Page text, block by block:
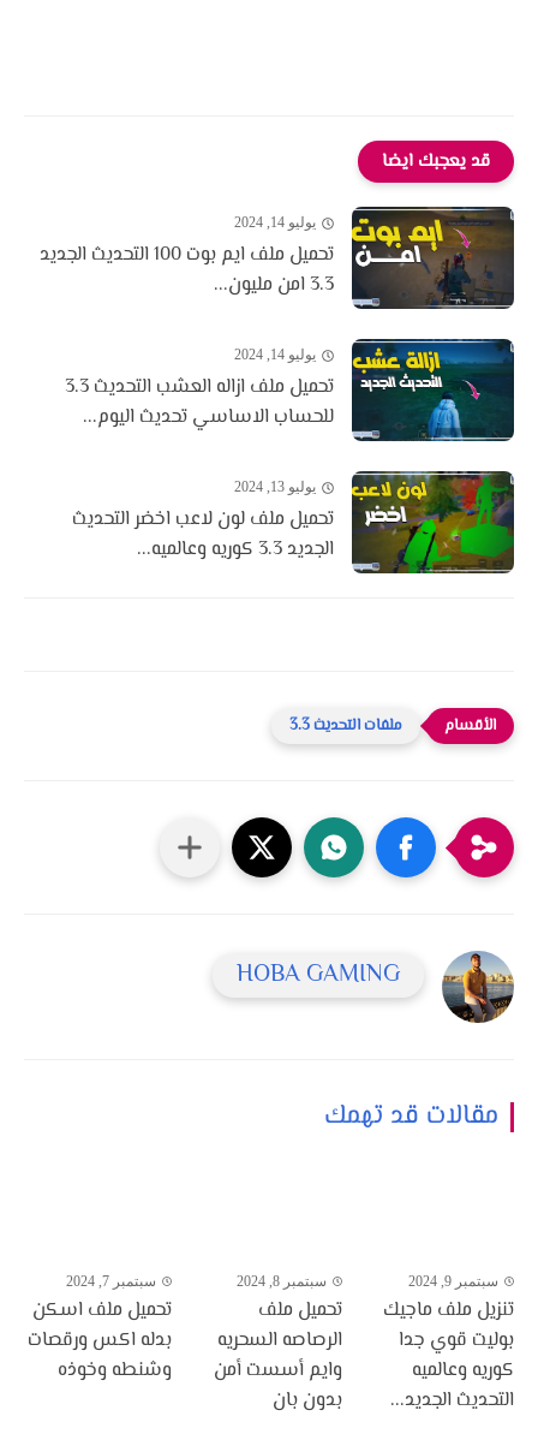
قد يعجبك ايضا
يوليو 14, 2024
تحميل ملف ايم بوت 100 التحديث الجديد
3.3 امن مليون...
يوليو 14, 2024
تحميل ملف ازاله العشب التحديث 3.3
للحساب الاساسي تحديث اليوم...
يوليو 13, 2024
تحميل ملف لون لاعب اخضر التحديث
الجديد 3.3 كوريه وعالميه...
ملفات التحديث 3.3
HOBA GAMING
مقالات قد تهمك
سبتمبر 9, 2024
تنزيل ملف ماجيك
بوليت قوي جدا
كوريه وعالميه
التحديث الجديد...
سبتمبر 8, 2024
تحميل ملف
الرصاصه السحريه
وايم أسست أمن
بدون بان
سبتمبر 7, 2024
تحميل ملف اسكن
بدله اكس ورقصات
وشنطه وخوذه